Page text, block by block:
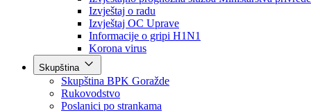
Obavještenja i izvještaji
Obavještenja Vlade
Izvještajno prognozna služba Ministarstva privrede
Izvještaj o radu
Izvještaj OC Uprave
Informacije o gripi H1N1
Korona virus
Skupština